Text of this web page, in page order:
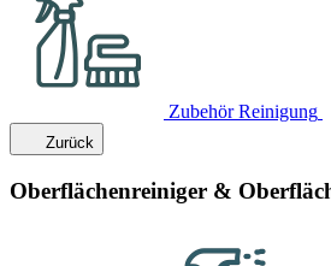
Zubehör Reinigung
Zurück
Oberflächenreiniger &